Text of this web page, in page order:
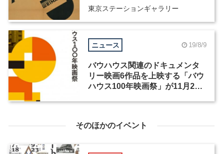
東京ステーションギャラリー
ニュース 19/8/9
バウハウス関連のドキュメンタ
リー映画6作品を上映する「バウ
ハウス100年映画祭」が11月23
そのほかのイベント